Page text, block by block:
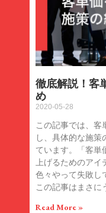
徹底解説！客
め
2020-05-28
この記事では、客
し、具体的な施策
ています。「客単
上げるためのア
色々やって失敗し
この記事はまさに
Read More »